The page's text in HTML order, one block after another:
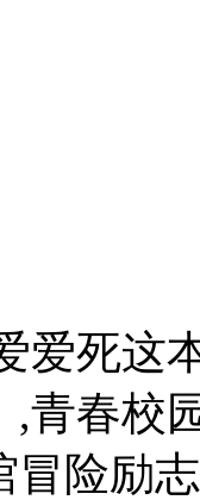
爱死这
,青春校
冒险励